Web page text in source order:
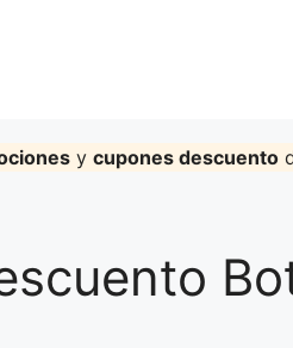
y cupones descuento